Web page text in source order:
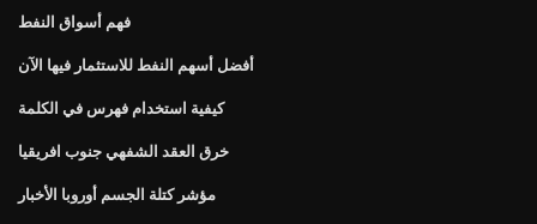
فهم أسواق النفط
أفضل أسهم النفط للاستثمار فيها الآن
كيفية استخدام فهرس في الكلمة
خرق العقد الشفهي جنوب افريقيا
مؤشر كتلة الجسم أوروبا الأخبار